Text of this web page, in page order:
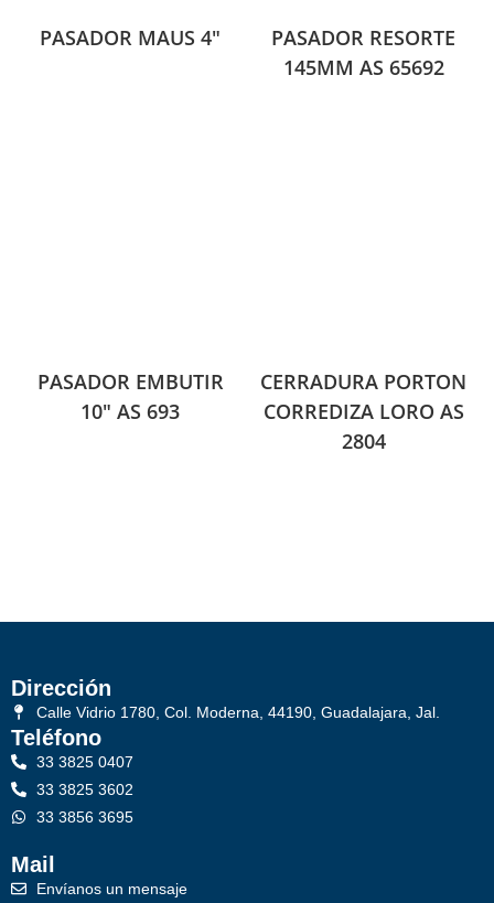
PASADOR MAUS 4″
PASADOR RESORTE
145MM AS 65692
PASADOR EMBUTIR
10″ AS 693
CERRADURA PORTON
CORREDIZA LORO AS
2804
Dirección
Calle Vidrio 1780, Col. Moderna, 44190, Guadalajara, Jal.
Teléfono
33 3825 0407
33 3825 3602
33 3856 3695
Mail
Envíanos un mensaje